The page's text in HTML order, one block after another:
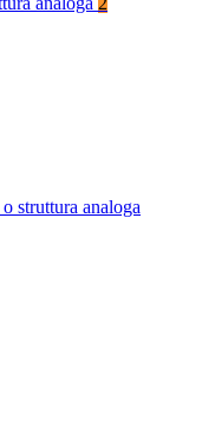
struttura analoga